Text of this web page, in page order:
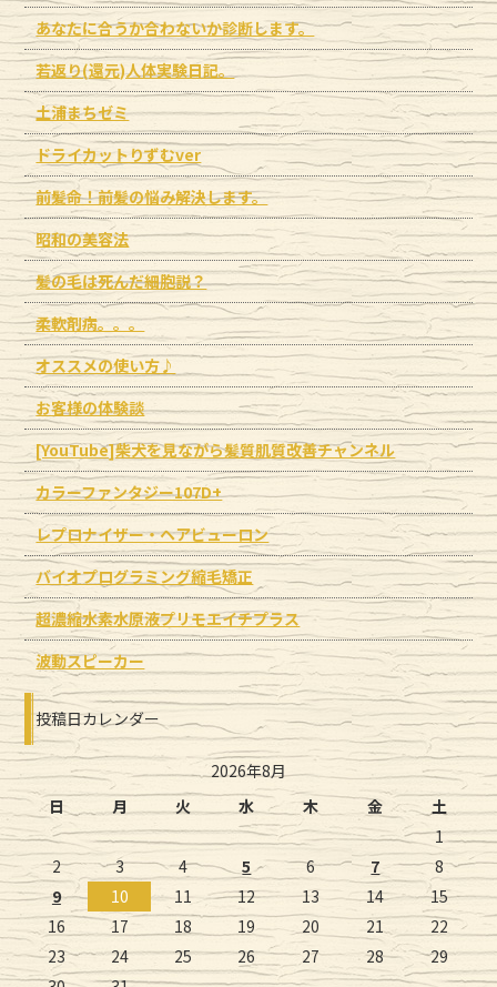
あなたに合うか合わないか診断します。
若返り(還元)人体実験日記。
土浦まちゼミ
ドライカットりずむver
前髪命！前髪の悩み解決します。
昭和の美容法
髪の毛は死んだ細胞説？
柔軟剤病。。。
オススメの使い方♪
お客様の体験談
[YouTube]柴犬を見ながら髪質肌質改善チャンネル
カラーファンタジー107D+
レプロナイザー・ヘアビューロン
バイオプログラミング縮毛矯正
超濃縮水素水原液プリモエイチプラス
波動スピーカー
投稿日カレンダー
2026年8月
日
月 火 水 木 金
土
1
2
3 4 5 6 7
8
9
10 11 12 13 14
15
16
17 18 19 20 21
22
23
24 25 26 27 28
29